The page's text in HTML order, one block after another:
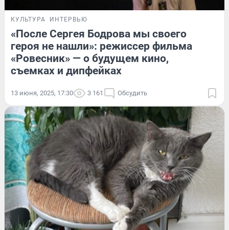
КУЛЬТУРА ИНТЕРВЬЮ
«После Сергея Бодрова мы своего
героя не нашли»: режиссер фильма
«Ровесник» — о будущем кино,
съемках и дипфейках
13 июня, 2025, 17:30 3 161 Обсудить